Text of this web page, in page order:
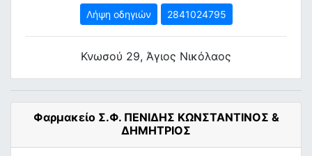
Λήψη οδηγιών 2841024795
Κνωσού 29, Άγιος Νικόλαος
Φαρμακείο Σ.Φ. ΠΕΝΙΔΗΣ ΚΩΝΣΤΑΝΤΙΝΟΣ &
ΔΗΜΗΤΡΙΟΣ